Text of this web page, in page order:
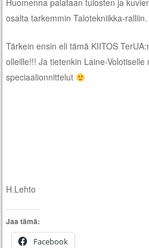
Huomenna palataan tulosten ja
osalta tarkemmin Talotekniikka-ralliin.
Tärkein ensin eli tämä KIITOS
olleille!!! Ja tietenkin Laine-
speciaalionnittelut
H.Lehto
Jaa tämä:
Facebook